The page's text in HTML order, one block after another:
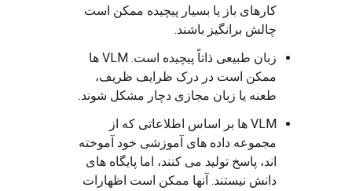
کارهای باز یا بسیار پیچیده ممکن است
چالش برانگیز باشند.
زبان طبیعی ذاتاً پیچیده است. VLM ها
ممکن است در درک ظرایف ظریف،
طعنه یا زبان مجازی دچار مشکل شوند.
VLM ها بر اساس اطلاعاتی که از
مجموعه داده های آموزشی خود آموخته
اند، پاسخ تولید می کنند، اما پایگاه های
دانش نیستند. آنها ممکن است اظهارات